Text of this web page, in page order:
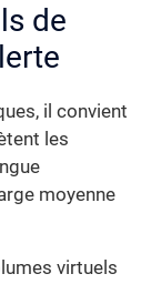
de
il convient
les
moyenne
virtuels